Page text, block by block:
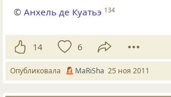
©Анхель де Куатьэ 134
14 6
Опубликовала МаRiSha 25 ноя 2011